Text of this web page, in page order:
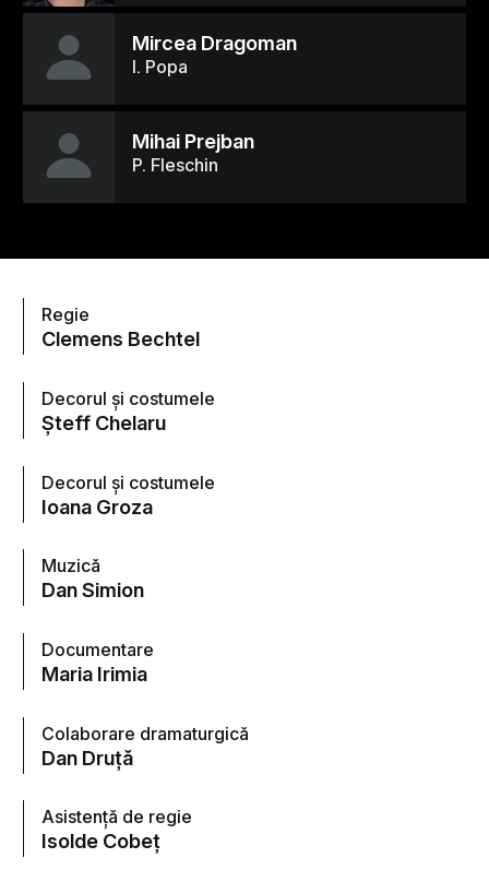
Mircea Dragoman
I. Popa
Mihai Prejban
P. Fleschin
Regie
Clemens Bechtel
Decorul și costumele
Șteff Chelaru
Decorul și costumele
Ioana Groza
Muzică
Dan Simion
Documentare
Maria Irimia
Colaborare dramaturgică
Dan Druță
Asistență de regie
Isolde Cobeţ